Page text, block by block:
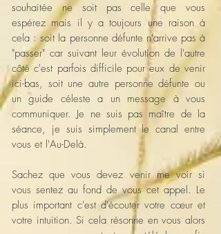
souhaitée ne soit pas celle que vous
espérez mais il y a toujours une raison à
cela : soit la personne défunte n'arrive pas à
"passer" car suivant leur évolution de l'autre
côté c'est parfois difficile pour eux de venir
ici-bas, soit une autre personne défunte ou
un guide céleste a un message à vous
communiquer. Je ne suis pas maître de la
séance, je suis simplement le canal entre
vous et l'Au-Delà.
Sachez que vous devez venir me voir si
vous sentez au fond de vous cet appel. Le
plus important c'est d'écouter votre cœur et
votre intuition. Si cela résonne en vous alors